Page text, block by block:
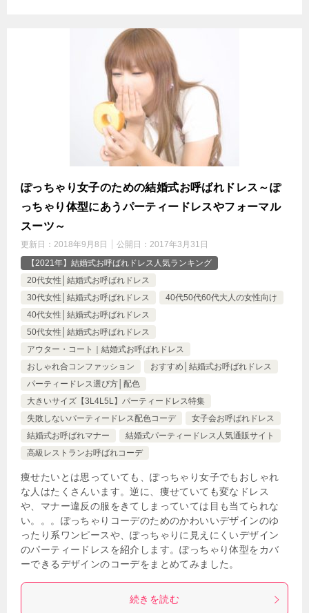
ぽっちゃり女子のための結婚式お呼ばれドレス～ぽ
っちゃり体型にあうパーティードレスやフォーマル
スーツ～
更新日： 2018年9月8日 公開日： 2017年3月31日
【2021年】結婚式お呼ばれドレス人気ランキング
20代女性│結婚式お呼ばれドレス
30代女性│結婚式お呼ばれドレス
40代50代60代大人の女性向け
40代女性│結婚式お呼ばれドレス
50代女性│結婚式お呼ばれドレス
アウター・コート｜結婚式お呼ばれドレス
おしゃれ合コンファッション
おすすめ│結婚式お呼ばれドレス
パーティードレス選び方│配色
大きいサイズ【3L4L5L】パーティードレス特集
失敗しないパーティードレス配色コーデ
女子会お呼ばれドレス
結婚式お呼ばれマナー
結婚式パーティードレス人気通販サイト
高級レストランお呼ばれコーデ
痩せたいとは思っていても、ぽっちゃり女子でもおしゃれ
な人はたくさんいます。逆に、痩せていても変なドレス
や、マナー違反の服をきてしまっていては目も当てられな
い。。。ぽっちゃりコーデのためのかわいいデザインのゆ
ったり系ワンピースや、ぽっちゃりに見えにくいデザイン
のパーティードレスを紹介します。ぽっちゃり体型をカバ
ーできるデザインのコーデをまとめてみました。
続きを読む